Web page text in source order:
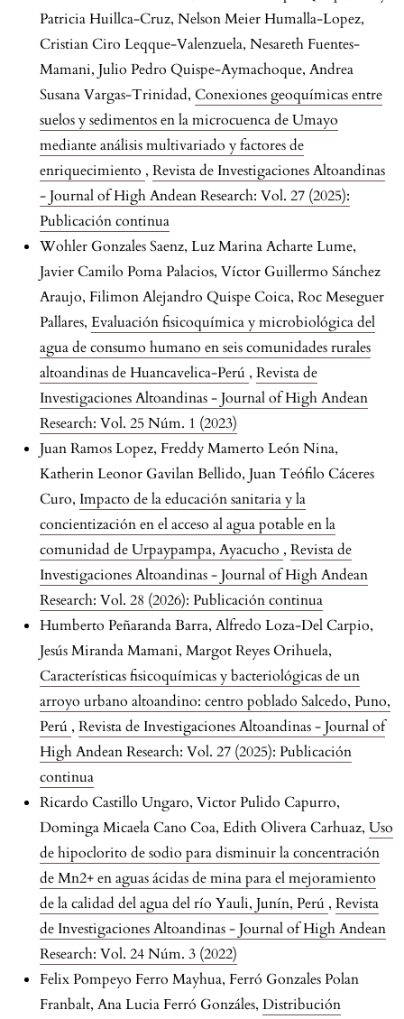
Patricia Huillca-Cruz, Nelson Meier Humalla-Lopez,
Cristian Ciro Leqque-Valenzuela, Nesareth Fuentes-
Mamani, Julio Pedro Quispe-Aymachoque, Andrea
Susana Vargas-Trinidad, Conexiones geoquímicas entre
suelos y sedimentos en la microcuenca de Umayo
mediante análisis multivariado y factores de
enriquecimiento , Revista de Investigaciones Altoandinas
- Journal of High Andean Research: Vol. 27 (2025):
Publicación continua
Wohler Gonzales Saenz, Luz Marina Acharte Lume,
Javier Camilo Poma Palacios, Víctor Guillermo Sánchez
Araujo, Filimon Alejandro Quispe Coica, Roc Meseguer
Pallares, Evaluación fisicoquímica y microbiológica del
agua de consumo humano en seis comunidades rurales
altoandinas de Huancavelica-Perú , Revista de
Investigaciones Altoandinas - Journal of High Andean
Research: Vol. 25 Núm. 1 (2023)
Juan Ramos Lopez, Freddy Mamerto León Nina,
Katherin Leonor Gavilan Bellido, Juan Teófilo Cáceres
Curo, Impacto de la educación sanitaria y la
concientización en el acceso al agua potable en la
comunidad de Urpaypampa, Ayacucho , Revista de
Investigaciones Altoandinas - Journal of High Andean
Research: Vol. 28 (2026): Publicación continua
Humberto Peñaranda Barra, Alfredo Loza-Del Carpio,
Jesús Miranda Mamani, Margot Reyes Orihuela,
Características fisicoquímicas y bacteriológicas de un
arroyo urbano altoandino: centro poblado Salcedo, Puno,
Perú , Revista de Investigaciones Altoandinas - Journal of
High Andean Research: Vol. 27 (2025): Publicación
continua
Ricardo Castillo Ungaro, Victor Pulido Capurro,
Dominga Micaela Cano Coa, Edith Olivera Carhuaz, Uso
de hipoclorito de sodio para disminuir la concentración
de Mn2+ en aguas ácidas de mina para el mejoramiento
de la calidad del agua del río Yauli, Junín, Perú , Revista
de Investigaciones Altoandinas - Journal of High Andean
Research: Vol. 24 Núm. 3 (2022)
Felix Pompeyo Ferro Mayhua, Ferró Gonzales Polan
Franbalt, Ana Lucia Ferró Gonzáles, Distribución